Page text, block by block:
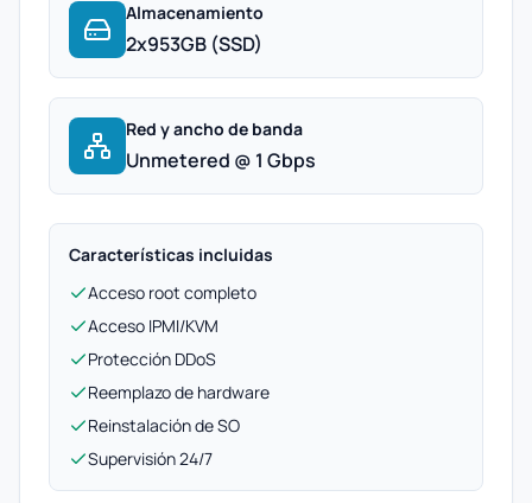
Almacenamiento
2x953GB (SSD)
Red y ancho de banda
Unmetered @ 1 Gbps
Características incluidas
Acceso root completo
Acceso IPMI/KVM
Protección DDoS
Reemplazo de hardware
Reinstalación de SO
Supervisión 24/7